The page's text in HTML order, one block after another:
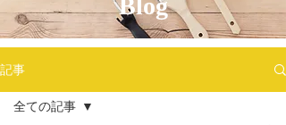
記事
全ての記事
​Blog